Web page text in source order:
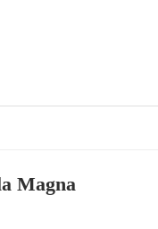
Magna